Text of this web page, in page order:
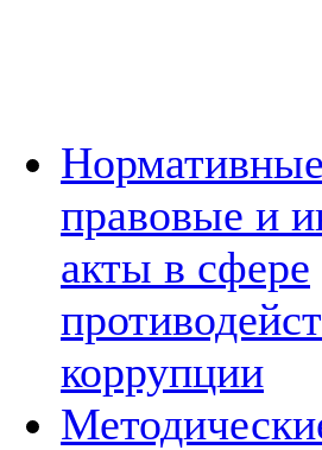
Нормативные
правовые и
акты в сфере
коррупции